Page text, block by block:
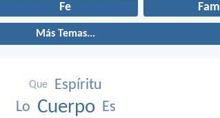
Fe
Más Temas...
Que
Espíritu
Lo Cuerpo Es